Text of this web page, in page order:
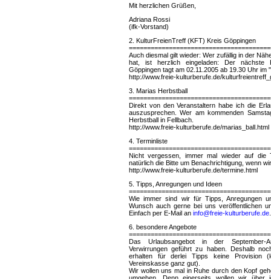
Mit herzlichen Grüßen,
Adriana Rossi
(ifk-Vorstand)
2. KulturFreienTreff (KFT) Kreis Göppingen
Auch diesmal gilt wieder: Wer zufällig in der
hat, ist herzlich eingeladen: Der nächste
Göppingen tagt am 02.11.2005 ab 19.30 Uhr im
http://www.freie-kulturberufe.de/
3. Marias Herbstball
Direkt von den Veranstaltern habe ich die
auszusprechen. Wer am kommenden
Herbstball in Fellbach.
http://www.freie-kulturberufe.de/marias_ball.html
4. Terminliste
Nicht vergessen, immer mal wieder auf die
natürlich die Bitte um Benachrichtigung, wenn
http://www.freie-kulturberufe.de/termine.html
5. Tipps, Anregungen und Ideen
Wie immer sind wir für Tipps, Anregungen
Wunsch auch gerne bei uns veröffentlichen
Einfach per E-Mail an info@freie-kulturberufe.de
6. besondere Angebote
Das Urlaubsangebot in der September-
Verwirrungen geführt zu haben. Deshalb
erhalten für derlei Tipps keine Provision
Vereinskasse ganz gut).
Wir wollen uns mal in Ruhe durch den Kopf